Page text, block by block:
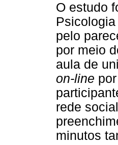
O estudo
pelo
por meio
aula de
on-line
rede
minutos